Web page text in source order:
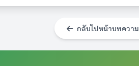
กลับไปหน้าบทความ